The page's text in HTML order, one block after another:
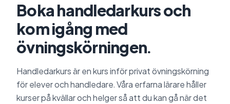
Boka handledarkurs och
kom igång med
övningskörningen.
Handledarkurs är en kurs inför privat övningskörning
för elever och handledare. Våra erfarna lärare håller
kurser på kvällar och helger så att du kan gå när det